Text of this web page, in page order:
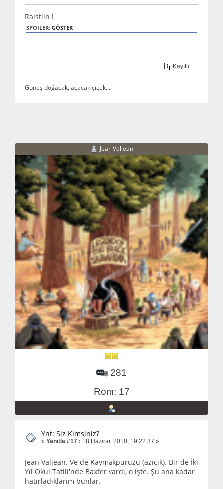
Raistlin !
SPOILER: GÖSTER
Kayıtlı
Güneş doğacak, açacak çiçek...
Jean Valjean
281
Rom: 17
Ynt: Siz Kimsiniz?
« Yanıtla #17 : 18 Haziran 2010, 19:22:37 »
Jean Valjean. Ve de Kaymakpürüzü (azıcık). Bir de İki
Yıl Okul Tatili'nde Baxter vardı, o işte. Şu ana kadar
hatırladıklarım bunlar.